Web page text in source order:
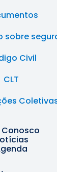
sobre
Civil
CLT
Conosco